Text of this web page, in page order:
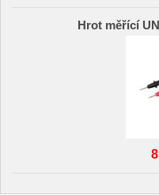
Hrot měřící